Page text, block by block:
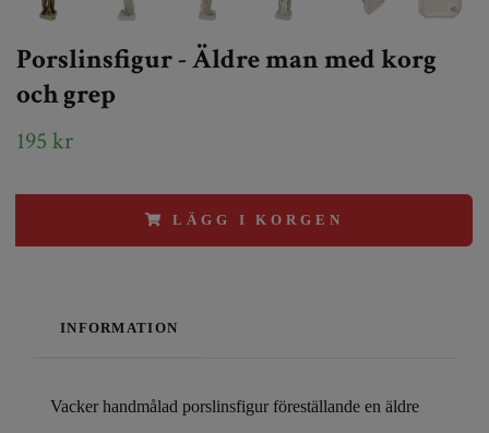
Porslinsfigur - Äldre man med korg
och grep
195 kr
LÄGG I KORGEN
INFORMATION
Vacker handmålad porslinsfigur föreställande en äldre